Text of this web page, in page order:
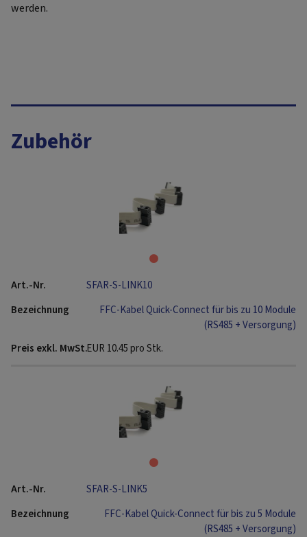
werden.
Zubehör
SFAR-S-LINK10
FFC-Kabel Quick-Connect für bis zu 10 Module
(RS485 + Versorgung)
EUR 10.45pro Stk.
SFAR-S-LINK5
FFC-Kabel Quick-Connect für bis zu 5 Module
(RS485 + Versorgung)